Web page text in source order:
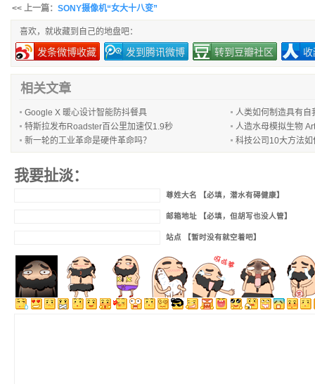
<< 上一篇： SONY摄像机“女大十八变”
喜欢，就收藏到自己的地盘吧：
发条微博收藏 发到腾讯微博 转到豆瓣社区
相关文章
Google X 暖心设计智能防抖餐具
人类如何制造具有自
特斯拉发布Roadster百公里加速仅1.9秒
人造水母模拟生物
新一轮的工业革命是硬件革命吗？
科技公司10大方法
我要扯淡：
尊姓大名 【必填，潜水有碍健康】
邮箱地址 【必填，但胡写也没人管】
站点 【暂时没有就空着吧】